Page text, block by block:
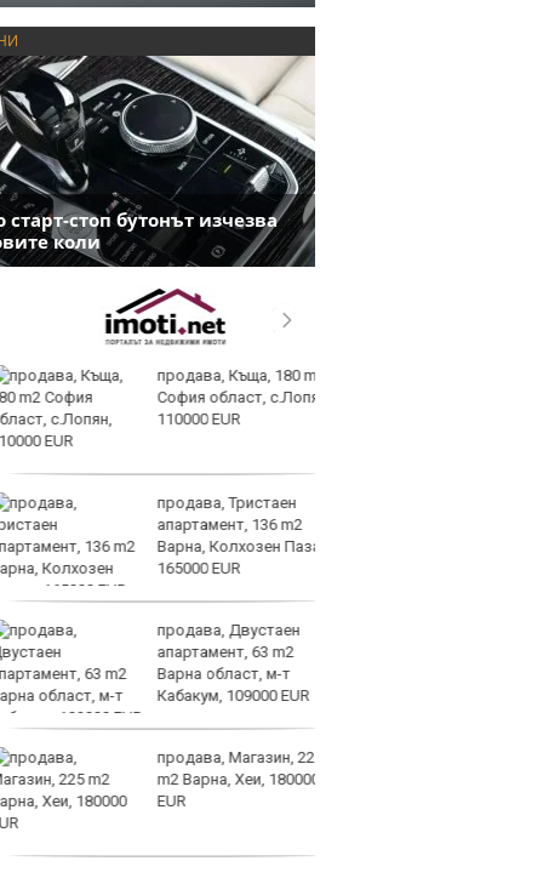
стоп бутонът изчезва
коли
продава, Къща, 180 m2
София област, с.Лопян,
110000 EUR
продава, Тристаен
апартамент, 136 m2
Варна, Колхозен Пазар,
165000 EUR
продава, Двустаен
апартамент, 63 m2
Варна област, м-т
Кабакум, 109000 EUR
продава, Магазин, 225
m2 Варна, Хеи, 180000
EUR